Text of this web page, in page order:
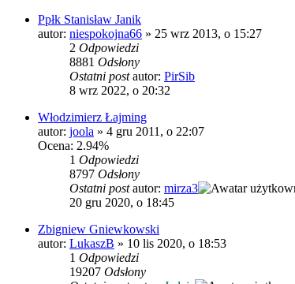
Ppłk Stanisław Janik
autor: niespokojna66 » 25 wrz 2013, o 15:27
2 Odpowiedzi
8881 Odsłony
Ostatni postautor: PirSib
8 wrz 2022, o 20:32
Włodzimierz Łajming
autor: joola » 4 gru 2011, o 22:07
Ocena: 2.94%
1 Odpowiedzi
8797 Odsłony
Ostatni postautor: mirza3
20 gru 2020, o 18:45
Zbigniew Gniewkowski
autor: LukaszB » 10 lis 2020, o 18:53
1 Odpowiedzi
19207 Odsłony